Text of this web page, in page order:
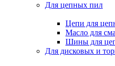
Для цепных пил
Цепи для
Масло для
Шины для
Для дисковых и